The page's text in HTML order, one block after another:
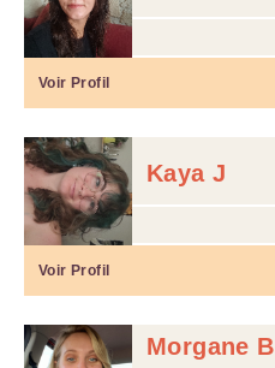
Voir Profil
Kaya J
Voir Profil
Morgane B